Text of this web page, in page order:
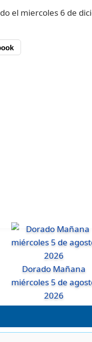
el miercoles 6 de
Dorado Mañana
miércoles 5 de
2026